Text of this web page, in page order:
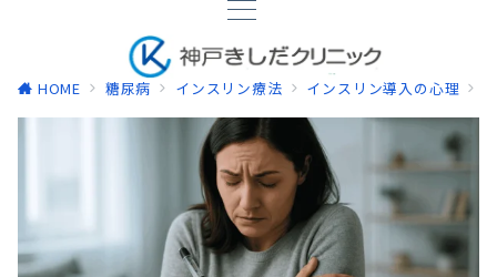
HOME 糖尿病 インスリン療法 インスリン導入の心理